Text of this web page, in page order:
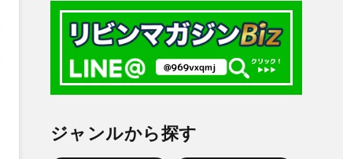
ジャンルから探す